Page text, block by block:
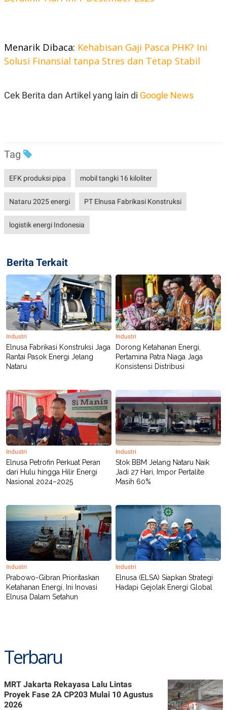
C
Y
L
I
D
G
E
A
K
E
T
E
N
E
P
P
E
A
D
E
R
T
N
G
M
E
A
I
D
SITEMAPPROFILETERM
OF
USE
PEDOMAN
PEMBERITAAN
SIBER
PRIVACY
POLICY
Menarik Dibaca: Kehabisan Gaji Pasca PHK? Ini
Solusi Finansial tanpa Stres dan Tetap Stabil
Cek Berita dan Artikel yang lain di Google News
Tag
EFK produksi pipa mobil tangki 16 kiloliter
Nataru 2025 energi PT Elnusa Fabrikasi Konstruksi
logistik energi Indonesia
Berita Terkait
Industri
Elnusa Fabrikasi Konstruksi Jaga
Rantai Pasok Energi Jelang
Nataru
Industri
Dorong Ketahanan Energi,
Pertamina Patra Niaga Jaga
Konsistensi Distribusi
Industri
Elnusa Petrofin Perkuat Peran
dari Hulu hingga Hilir Energi
Nasional 2024–2025
Industri
Stok BBM Jelang Nataru Naik
Jadi 27 Hari, Impor Pertalite
Masih 60%
Industri
Prabowo-Gibran Prioritaskan
Ketahanan Energi, Ini Inovasi
Elnusa Dalam Setahun
Industri
Elnusa (ELSA) Siapkan Strategi
Hadapi Gejolak Energi Global
Terbaru
MRT Jakarta Rekayasa Lalu Lintas
Proyek Fase 2A CP203 Mulai 10 Agustus
2026